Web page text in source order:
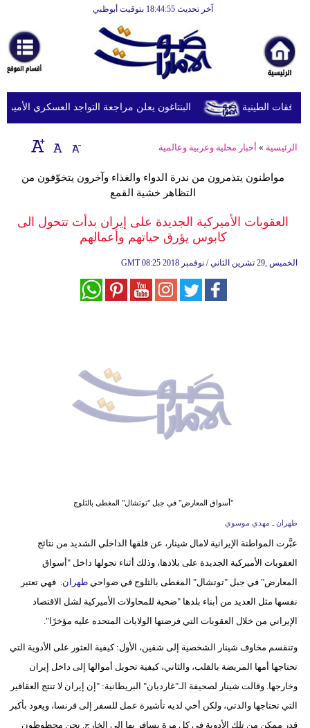
آخر تحديث 18:44:55 بتوقيت أبوظبي
أخبارعاجلة
رياضة
ثقافة
إقتصاد
وموسيقى
أزياء
وتكنولوجيا
فيديو
سيارات
البنتاغون يعلن مراجعة التواجد العسكري الأميركي
الرئيسية » أخبار محلية وعربية وعالمية
مواطنون يتذمرون من ندرة الدواء والغذاء وآخرون يتخوّفون من
التظاهر خشية القمع
العقوبات الأميركية الجديدة على إيران بدأت تتحول الى
كابوس يؤرق حياتهم وأعمالهم
GMT 08:25 2018 الخميس ,29 تشرين الثاني / نوفمبر
"أسواق المعارض" في جبل "توتشال" المغطى بالثلوج
طهران ـ مهدي موسوي
عبَّرت المواطنة الإيرانية لامال شينار، عن قلقها الداخلي الشديد من نتائج
العقوبات الأميركية الجديدة على بلادها، وذلك أثناء تجولها داخل "أسواق
المعارض" في جبل "توتشال" المغطى بالثلوج في ضواحيطهران . فهي تعتبر
نفسها مثل العديد من أبناء بلدها "ضحية للمحاولات الأميركية لشل الاقتصاد
الإيراني من خلال العقوبات التي فرضتها الولايات المتحده عليه مؤخرًا".
وتنقسم مخاوف شينار الشخصية إلى شقين، الأول: كيفية العثور على الأدوية التي
تحتاجها أمها المريضة بالقلب، والثاني، كيفية تحويل أموالها إلى داخل إيران
وخارجها. وقالت شينار لصحيفة الـ"غارديان" البريطانية: "إن إيران لا تنتج العقاقير
التي تحتاجها والدتي، ولكن أخي لديه تأشيرة عمل للسفر إلى فرنسا، ويعود بأكبر
قدر ممكن من تلك الأدوية في كل مرة يسافر بها الى الخارج. نحن محظوظون